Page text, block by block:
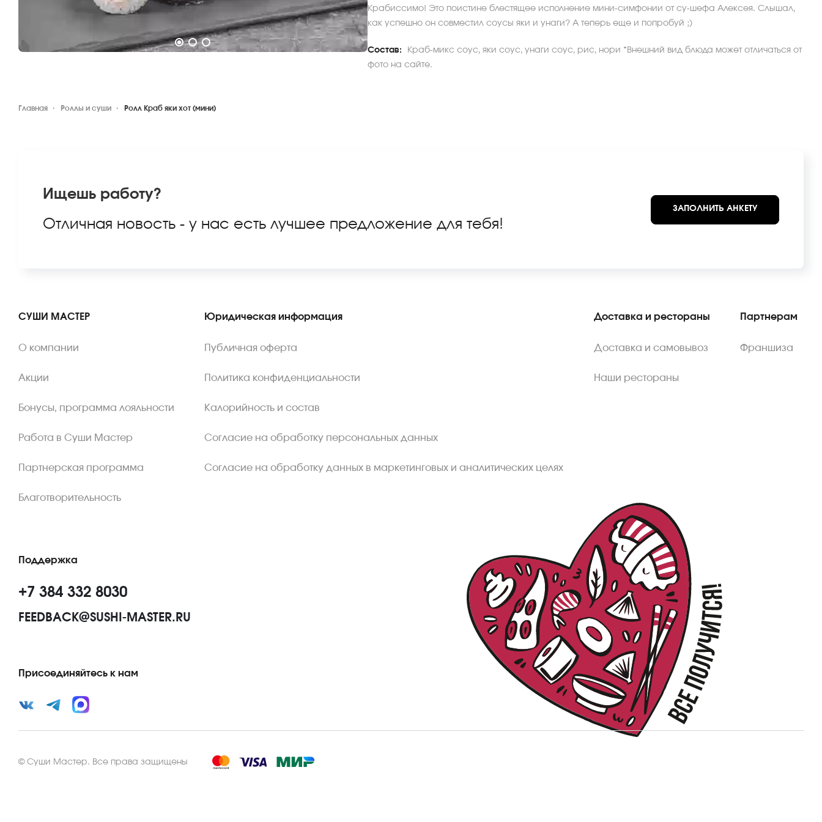
Крабиссимо! Это поистине блестящее исполнение мини-симфонии от су-шефа Алексея. Слышал,
как успешно он совместил соусы яки и унаги? А теперь еще и попробуй ;)
Состав:
Краб-микс соус, яки соус, унаги соус, рис, нори *Внешний вид блюда может отличаться от
фото на сайте.
Главная Роллы и суши Ролл Краб яки хот (мини)
Ищешь работу?
Отличная новость - у нас есть лучшее предложение для тебя!
ЗАПОЛНИТЬ АНКЕТУ
СУШИ МАСТЕР
О компании
Акции
Бонусы, программа лояльности
Работа в Суши Мастер
Партнерская программа
Благотворительность
Юридическая информация
Публичная оферта
Политика конфиденциальности
Калорийность и состав
Согласие на обработку персональных данных
Согласие на обработку данных в маркетинговых и аналитических целях
Доставка и рестораны
Доставка и самовывоз
Наши рестораны
Партнерам
Франшиза
Поддержка
+7 384 332 8030
FEEDBACK@SUSHI-MASTER.RU
Присоединяйтесь к нам
© Суши Мастер. Все права защищены